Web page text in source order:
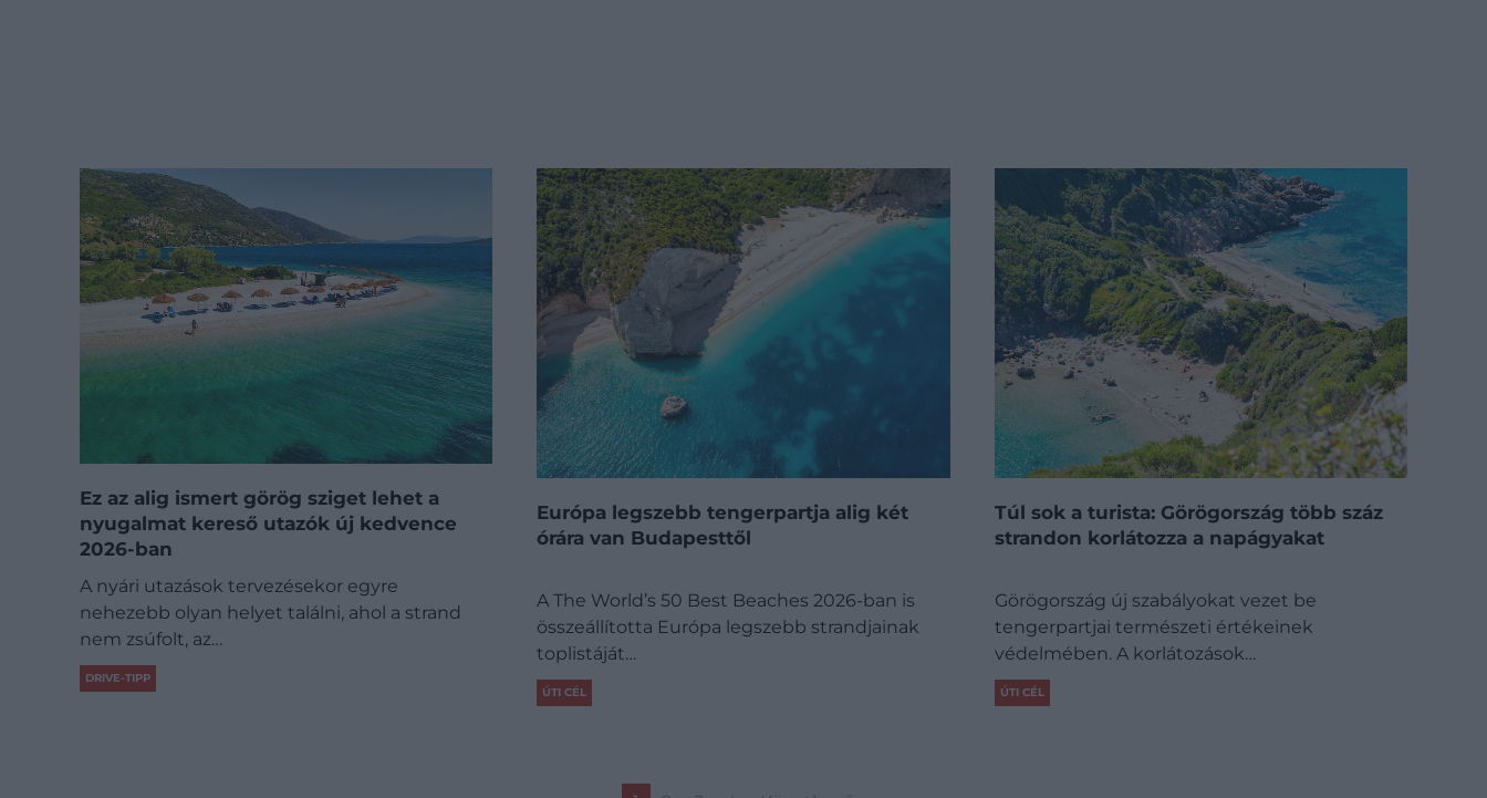
Ez az alig ismert görög sziget lehet a
nyugalmat kereső utazók új kedvence
2026-ban
A nyári utazások tervezésekor egyre
nehezebb olyan helyet találni, ahol a strand
nem zsúfolt, az…
DRIVE-TIPP
Európa legszebb tengerpartja alig két
órára van Budapesttől
A The World’s 50 Best Beaches 2026-ban is
összeállította Európa legszebb strandjainak
toplistáját…
ÚTI CÉL
Túl sok a turista: Görögország több száz
strandon korlátozza a napágyakat
Görögország új szabályokat vezet be
tengerpartjai természeti értékeinek
védelmében. A korlátozások…
ÚTI CÉL